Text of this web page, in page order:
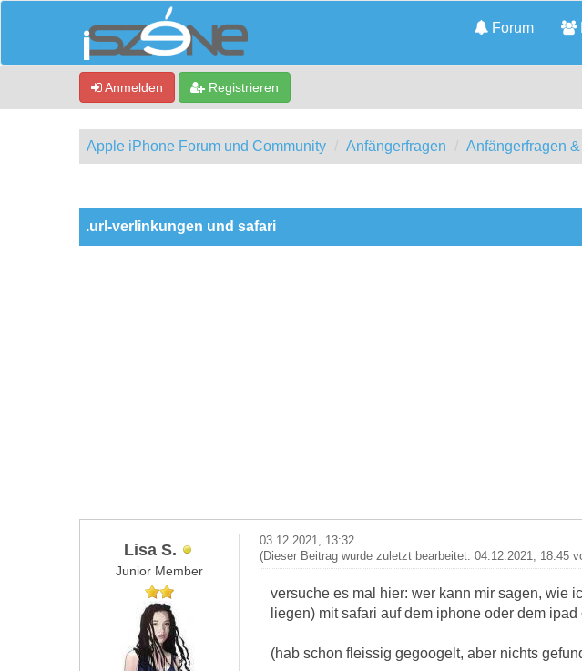
Forum
Anmelden Registrieren
Apple iPhone Forum und Community Anfängerfragen Anfängerfragen
.url-verlinkungen und safari
Lisa S.
Junior Member
03.12.2021, 13:32
(Dieser Beitrag wurde zuletzt bearbeitet: 04.12.2021, 18:45
versuche es mal hier: wer kann mir sagen, wie
liegen) mit safari auf dem iphone oder dem
(hab schon fleissig gegoogelt, aber nichts